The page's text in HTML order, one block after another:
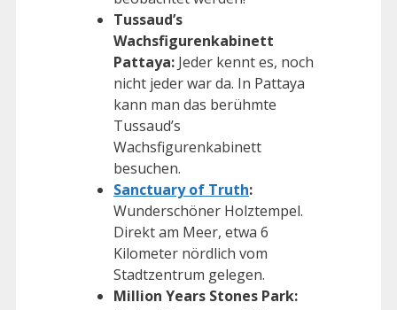
Tussaud’s
Wachsfigurenkabinett
Pattaya: Jeder kennt es, noch
nicht jeder war da. In Pattaya
kann man das berühmte
Tussaud’s
Wachsfigurenkabinett
besuchen.
Sanctuary of Truth:
Wunderschöner Holztempel.
Direkt am Meer, etwa 6
Kilometer nördlich vom
Stadtzentrum gelegen.
Million Years Stones Park: